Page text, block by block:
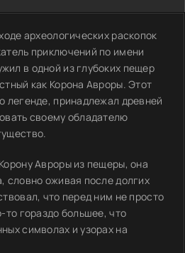
археологических раскопок
приключений по имени
в одной из глубоких пещер
как Корона Авроры. Этот
легенде, принадлежал древней
своему обладателю
Авроры из пещеры, она
словно оживая после долгих
что перед ним не просто
то гораздо большее, что
символах и узорах на